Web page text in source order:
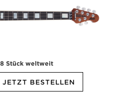
Stück weltweit
JETZT BESTELLEN